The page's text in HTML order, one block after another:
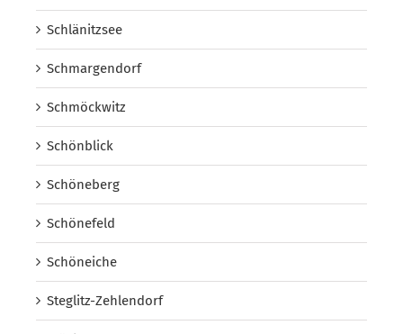
Schlänitzsee
Schmargendorf
Schmöckwitz
Schönblick
Schöneberg
Schönefeld
Schöneiche
Steglitz-Zehlendorf